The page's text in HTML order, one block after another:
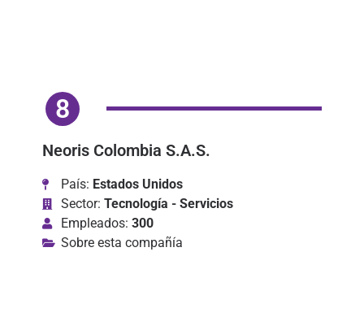
8
Neoris Colombia S.A.S.
País: Estados Unidos
Sector: Tecnología - Servicios
Empleados: 300
Sobre esta compañía